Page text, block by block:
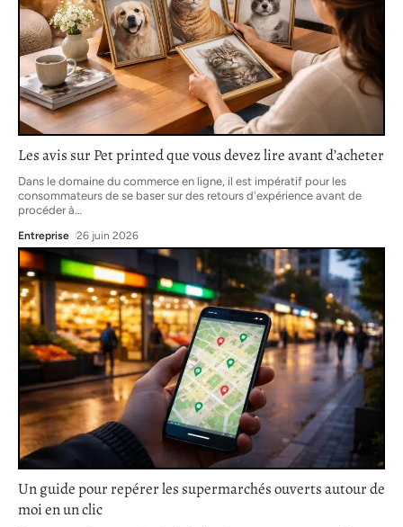
Les avis sur Pet printed que vous devez lire avant d’acheter
Dans le domaine du commerce en ligne, il est impératif pour les
consommateurs de se baser sur des retours d'expérience avant de
procéder à…
Entreprise 26 juin 2026
Un guide pour repérer les supermarchés ouverts autour de
moi en un clic